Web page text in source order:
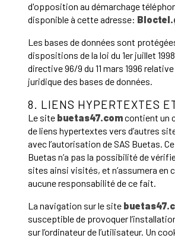
d'opposition au démarchage
disponible à cette adresse:
Les bases de données sont
dispositions de la loi du 1er juillet
directive 96/9 du 11 mars 1996
juridique des bases de données.
8. LIENS HYPERTEXTES
Le site buetas47.comcontient un
de liens hypertextes vers d’autres
avec l’autorisation de SAS Buetas.
Buetas n’a pas la possibilité de
sites ainsi visités, et n’assumera en
aucune responsabilité de ce fait.
La navigation sur le site
susceptible de provoquer
sur l’ordinateur de l’utilisateur. Un